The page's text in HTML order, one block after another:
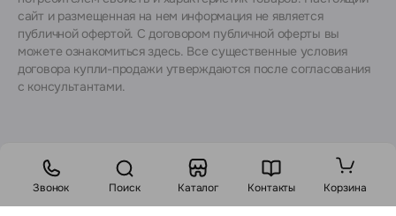
сайт и размещенная на нем информация не является
публичной офертой. С договором публичной оферты вы
можете ознакомиться здесь. Все существенные условия
договора купли-продажи утверждаются после согласования
с консультантами.
Звонок Поиск Каталог Контакты Корзина